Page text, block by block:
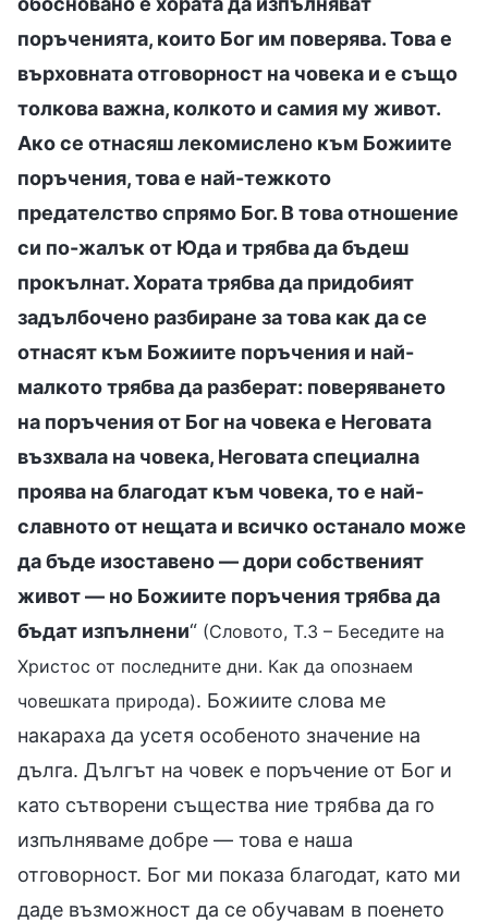
поръченията, които Бог им поверява. Това е
върховната отговорност на човека и е също
толкова важна, колкото и самия му живот.
Ако се отнасяш лекомислено към Божиите
поръчения, това е най-тежкото
предателство спрямо Бог. В това отношение
си по-жалък от Юда и трябва да бъдеш
прокълнат. Хората трябва да придобият
задълбочено разбиране за това как да се
отнасят към Божиите поръчения и най-
малкото трябва да разберат: поверяването
на поръчения от Бог на човека е Неговата
възхвала на човека, Неговата специална
проява на благодат към човека, то е най-
славното от нещата и всичко останало може
да бъде изоставено — дори собственият
живот — но Божиите поръчения трябва да
бъдат изпълнени“ (Словото, Т.3 – Беседите на
Христос от последните дни. Как да опознаем
човешката природа). Божиите слова ме
накараха да усетя особеното значение на
дълга. Дългът на човек е поръчение от Бог и
като сътворени същества ние трябва да го
изпълняваме добре — това е наша
отговорност. Бог ми показа благодат, като ми
даде възможност да се обучавам в поенето